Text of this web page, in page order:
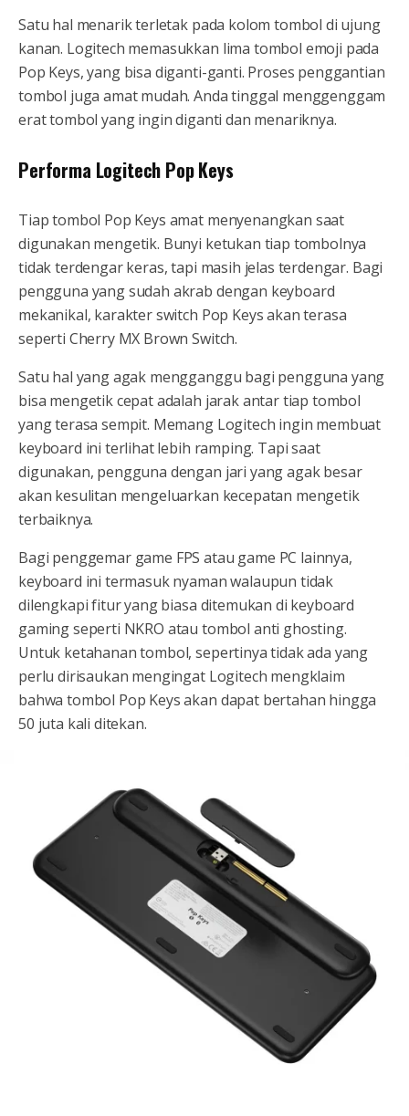
Satu hal menarik terletak pada kolom tombol di ujung
kanan. Logitech memasukkan lima tombol emoji pada
Pop Keys, yang bisa diganti-ganti. Proses penggantian
tombol juga amat mudah. Anda tinggal menggenggam
erat tombol yang ingin diganti dan menariknya.
Performa Logitech Pop Keys
Tiap tombol Pop Keys amat menyenangkan saat
digunakan mengetik. Bunyi ketukan tiap tombolnya
tidak terdengar keras, tapi masih jelas terdengar. Bagi
pengguna yang sudah akrab dengan keyboard
mekanikal, karakter switch Pop Keys akan terasa
seperti Cherry MX Brown Switch.
Satu hal yang agak mengganggu bagi pengguna yang
bisa mengetik cepat adalah jarak antar tiap tombol
yang terasa sempit. Memang Logitech ingin membuat
keyboard ini terlihat lebih ramping. Tapi saat
digunakan, pengguna dengan jari yang agak besar
akan kesulitan mengeluarkan kecepatan mengetik
terbaiknya.
Bagi penggemar game FPS atau game PC lainnya,
keyboard ini termasuk nyaman walaupun tidak
dilengkapi fitur yang biasa ditemukan di keyboard
gaming seperti NKRO atau tombol anti ghosting.
Untuk ketahanan tombol, sepertinya tidak ada yang
perlu dirisaukan mengingat Logitech mengklaim
bahwa tombol Pop Keys akan dapat bertahan hingga
50 juta kali ditekan.